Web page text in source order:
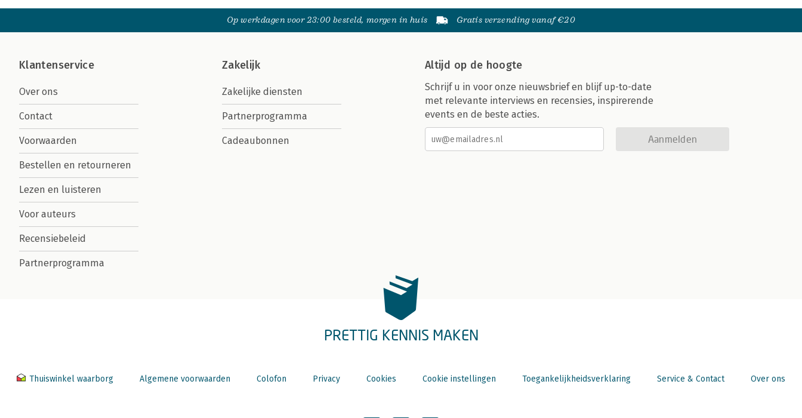
Op werkdagen voor 23:00 besteld, morgen in huis Gratis verzending vanaf €20
Klantenservice
Over ons
Contact
Voorwaarden
Bestellen en retourneren
Lezen en luisteren
Voor auteurs
Recensiebeleid
Partnerprogramma
Zakelijk
Zakelijke diensten
Partnerprogramma
Cadeaubonnen
Altijd op de hoogte
Schrijf u in voor onze nieuwsbrief en blijf up-to-date
met relevante interviews en recensies, inspirerende
events en de beste acties.
Aanmelden
PRETTIG KENNIS MAKEN
Thuiswinkel waarborg Algemene voorwaarden Colofon Privacy Cookies Cookie instellingen Toegankelijkheidsverklaring Service & Contact Over ons